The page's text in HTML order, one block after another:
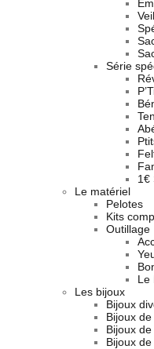
Série
1€
Le matériel
Pelotes
Kits
Outillage
Le
Les bijoux
Bijoux
Bijoux
Bijoux
Bijoux